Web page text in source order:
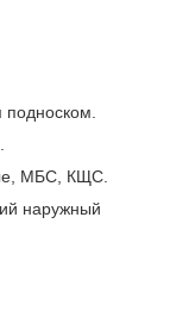
подноском.
МБС, КЩС.
наружный